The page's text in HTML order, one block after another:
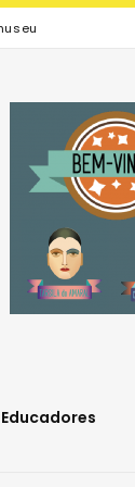
Educadores